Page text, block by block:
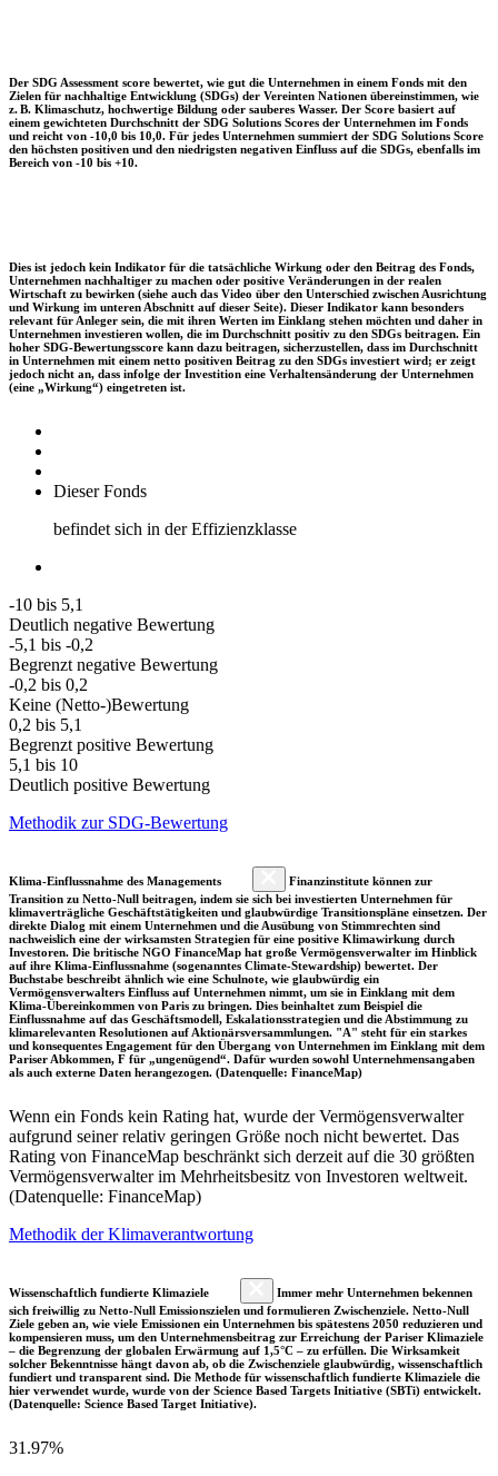
Der SDG Assessment score bewertet, wie gut die Unternehmen in einem Fonds mit den
Zielen für nachhaltige Entwicklung (SDGs) der Vereinten Nationen übereinstimmen, wie
z. B. Klimaschutz, hochwertige Bildung oder sauberes Wasser. Der Score basiert auf
einem gewichteten Durchschnitt der SDG Solutions Scores der Unternehmen im Fonds
und reicht von -10,0 bis 10,0. Für jedes Unternehmen summiert der SDG Solutions Score
den höchsten positiven und den niedrigsten negativen Einfluss auf die SDGs, ebenfalls im
Bereich von -10 bis +10.
Dies ist jedoch kein Indikator für die tatsächliche Wirkung oder den Beitrag des Fonds,
Unternehmen nachhaltiger zu machen oder positive Veränderungen in der realen
Wirtschaft zu bewirken (siehe auch das Video über den Unterschied zwischen Ausrichtung
und Wirkung im unteren Abschnitt auf dieser Seite). Dieser Indikator kann besonders
relevant für Anleger sein, die mit ihren Werten im Einklang stehen möchten und daher in
Unternehmen investieren wollen, die im Durchschnitt positiv zu den SDGs beitragen. Ein
hoher SDG-Bewertungsscore kann dazu beitragen, sicherzustellen, dass im Durchschnitt
in Unternehmen mit einem netto positiven Beitrag zu den SDGs investiert wird; er zeigt
jedoch nicht an, dass infolge der Investition eine Verhaltensänderung der Unternehmen
(eine „Wirkung“) eingetreten ist.
Dieser Fonds
befindet sich in der Effizienzklasse
-10 bis 5,1
Deutlich negative Bewertung
-5,1 bis -0,2
Begrenzt negative Bewertung
-0,2 bis 0,2
Keine (Netto-)Bewertung
0,2 bis 5,1
Begrenzt positive Bewertung
5,1 bis 10
Deutlich positive Bewertung
Methodik zur SDG-Bewertung
Klima-Einflussnahme des Managements
Finanzinstitute können zur
Transition zu Netto-Null beitragen, indem sie sich bei investierten Unternehmen für
klimaverträgliche Geschäftstätigkeiten und glaubwürdige Transitionspläne einsetzen. Der
direkte Dialog mit einem Unternehmen und die Ausübung von Stimmrechten sind
nachweislich eine der wirksamsten Strategien für eine positive Klimawirkung durch
Investoren. Die britische NGO FinanceMap hat große Vermögensverwalter im Hinblick
auf ihre Klima-Einflussnahme (sogenanntes Climate-Stewardship) bewertet. Der
Buchstabe beschreibt ähnlich wie eine Schulnote, wie glaubwürdig ein
Vermögensverwalters Einfluss auf Unternehmen nimmt, um sie in Einklang mit dem
Klima-Übereinkommen von Paris zu bringen. Dies beinhaltet zum Beispiel die
Einflussnahme auf das Geschäftsmodell, Eskalationsstrategien und die Abstimmung zu
klimarelevanten Resolutionen auf Aktionärsversammlungen. "A" steht für ein starkes
und konsequentes Engagement für den Übergang von Unternehmen im Einklang mit dem
Pariser Abkommen, F für „ungenügend“. Dafür wurden sowohl Unternehmensangaben
als auch externe Daten herangezogen. (Datenquelle: FinanceMap)
Wenn ein Fonds kein Rating hat, wurde der Vermögensverwalter
aufgrund seiner relativ geringen Größe noch nicht bewertet. Das
Rating von FinanceMap beschränkt sich derzeit auf die 30 größten
Vermögensverwalter im Mehrheitsbesitz von Investoren weltweit.
(Datenquelle: FinanceMap)
Methodik der Klimaverantwortung
Wissenschaftlich fundierte Klimaziele
Immer mehr Unternehmen bekennen
sich freiwillig zu Netto-Null Emissionszielen und formulieren Zwischenziele. Netto-Null
Ziele geben an, wie viele Emissionen ein Unternehmen bis spätestens 2050 reduzieren und
kompensieren muss, um den Unternehmensbeitrag zur Erreichung der Pariser Klimaziele
– die Begrenzung der globalen Erwärmung auf 1,5°C – zu erfüllen. Die Wirksamkeit
solcher Bekenntnisse hängt davon ab, ob die Zwischenziele glaubwürdig, wissenschaftlich
fundiert und transparent sind. Die Methode für wissenschaftlich fundierte Klimaziele die
hier verwendet wurde, wurde von der Science Based Targets Initiative (SBTi) entwickelt.
(Datenquelle: Science Based Target Initiative).
31.97%